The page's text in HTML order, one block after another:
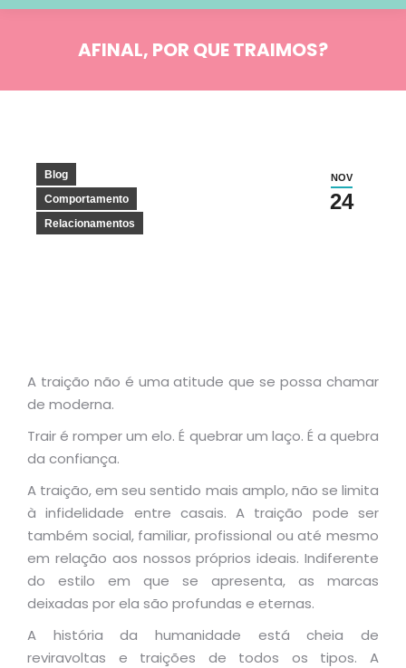
AFINAL, POR QUE TRAIMOS?
NOV
24
Blog
Comportamento
Relacionamentos
A traição não é uma atitude que se possa chamar
de moderna.
Trair é romper um elo. É quebrar um laço. É a quebra
da confiança.
A traição, em seu sentido mais amplo, não se limita
à infidelidade entre casais. A traição pode ser
também social, familiar, profissional ou até mesmo
em relação aos nossos próprios ideais. Indiferente
do estilo em que se apresenta, as marcas
deixadas por ela são profundas e eternas.
A história da humanidade está cheia de
reviravoltas e traições de todos os tipos. A